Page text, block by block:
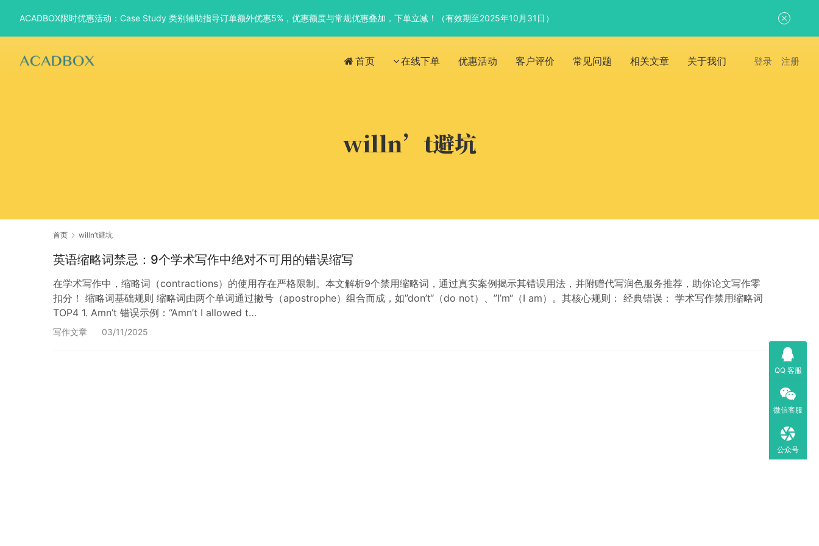
首页 在线下单 优惠活动 客户评价 常见问题 相关文章 关于我们 登录 注册
willn’t避坑
首页 willn’t避坑
英语缩略词禁忌：9个学术写作中绝对不可用的错误缩写
在学术写作中，缩略词（contractions）的使用存在严格限制。本文解析9个禁用缩略词，通过真实案例揭示其错误用法，并附赠代写润色服务推荐，助你论文写作零
扣分！ 缩略词基础规则 缩略词由两个单词通过撇号（apostrophe）组合而成，如”don’t“（do not）、”I’m“（I am）。其核心规则： 经典错误： 学术写作禁用缩略词
TOP4 1. Amn’t 错误示例：“Amn’t I allowed t…
写作文章 03/11/2025
QQ 客服
微信客服
公众号
ACADBOX限时优惠活动：Case Study 类别辅助指导订单额外优惠5%，优惠额度与常规优惠叠加，下单立减！（有效期至2025年10月31日）